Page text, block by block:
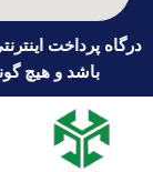
درگاه پرداخت
باشد و هیچ